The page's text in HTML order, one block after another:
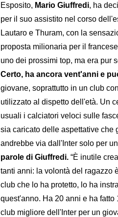
Esposito, Mario Giuffredi, ha
per il suo assistito nel corso
Lautaro e Thuram, con la
proposta milionaria per il
uno dei prossimi top, ma era pur
Certo, ha ancora vent'anni e
giovane, soprattutto in un club
utilizzato al dispetto dell'età. Un
usuali i calciatori veloci sulle
sia caricato delle aspettative che
andrebbe via dall'Inter solo per
parole di Giuffredi. “È inutile
tanti anni: la volontà del ragazzo
club che lo ha protetto, lo ha
quest'anno. Ha 20 anni e ha
club migliore dell'Inter per un